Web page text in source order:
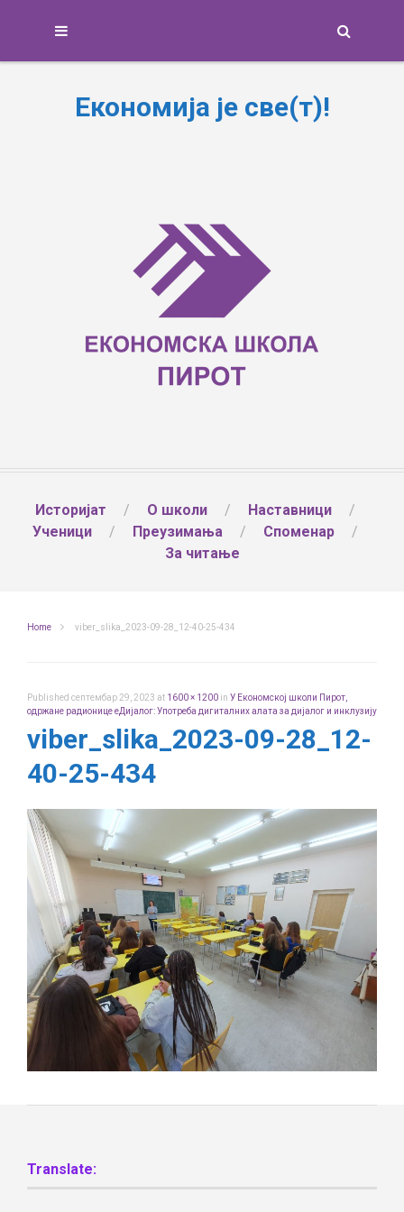
Економија је све(т)!
Историјат О школи
Наставници
Ученици
Преузимања
Споменар
За читање
Home viber_slika_2023-09-28_12-40-25-434
Published септембар 29, 2023 at 1600 × 1200 in У Економској школи Пирот,
одржане радионице еДијалог: Употреба дигиталних алата за дијалог и инклузију
viber_slika_2023-09-28_12-
40-25-434
Translate: